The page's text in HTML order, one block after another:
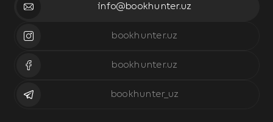
info@bookhunter.uz
bookhunter.uz
bookhunter.uz
bookhunter_uz